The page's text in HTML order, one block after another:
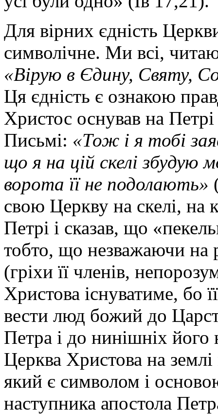
Для вірних єдність
символічне. Ми всі,
«Вірую в Єдину, Святу,
Ця єдність є ознакою
Христос оснував на
Письмі: «Тож і я тобі
що я на цій скелі збудую
ворота її не подолають»
свою Церкву на скелі, на
Петрі і сказав, що
тобто, що незважаючи на
(гріхи її членів,
Христова існуватиме, бо
вести люд божий до
Петра і до нинішніх
Церква Христова на
який є символом і
наступника апостола